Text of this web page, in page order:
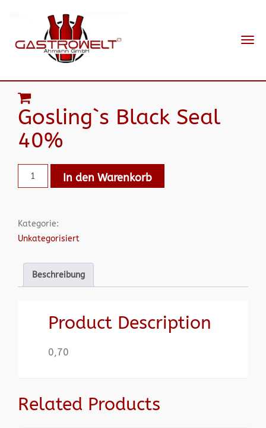
Gosling`s Black Seal
40%
In den Warenkorb
Kategorie:
Unkategorisiert
Beschreibung
Product Description
0,70
Related Products